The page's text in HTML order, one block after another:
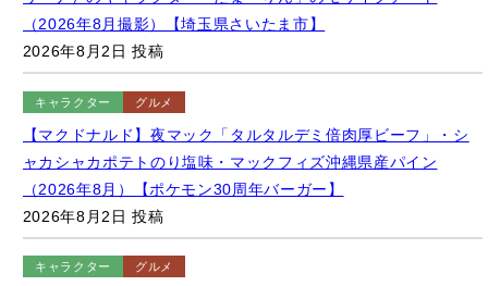
2026年8月2日 投稿
キャラクター グルメ
【マクドナルド】夜マック「タルタルデミ倍肉厚ビーフ」・シ
ャカシャカポテトのり塩味・マックフィズ沖縄県産パイン
（2026年8月）【ポケモン30周年バーガー】
2026年8月2日 投稿
キャラクター グルメ
【セブンイレブン】「映画ちいかわ 限定島ラーメン まぐろダシ